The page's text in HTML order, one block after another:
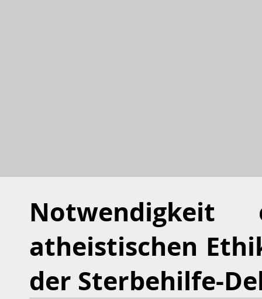
Notwendigkeit
atheistischen
der Sterbehilfe-